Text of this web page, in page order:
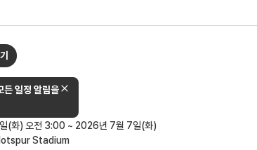
(화) 오전 3:00 ~ 2026년 7월 7일(화)
Stadium
든 일정 알림을